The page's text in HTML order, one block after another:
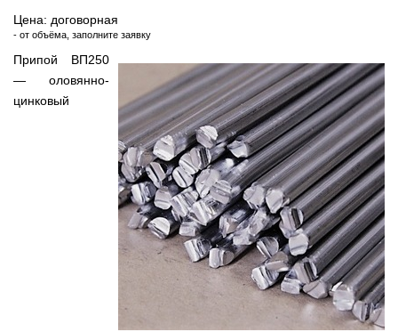
Цена: договорная
- от объёма, заполните заявку
Припой ВП250
— оловянно-
цинковый